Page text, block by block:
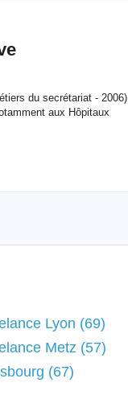
du secrétariat - 2006)
aux Hôpitaux
Lyon (69)
Metz (57)
(67)